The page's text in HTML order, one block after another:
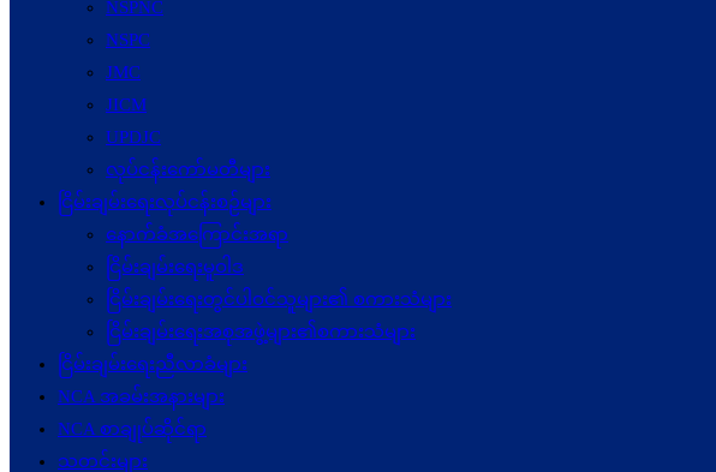
NSPNC
NSPC
JMC
JICM
UPDJC
လုပ်ငန်းကော်မတီများ
ငြိမ်းချမ်းရေးလုပ်ငန်းစဉ်များ
နောက်ခံအကြောင်းအရာ
ငြိမ်းချမ်းရေးမူဝါဒ
ငြိမ်းချမ်းရေးတွင်ပါဝင်သူများ၏ စကားသံများ
ငြိမ်းချမ်းရေးအစုအဖွဲ့များ၏စကားသံများ
ငြိမ်းချမ်းရေးညီလာခံများ
NCA အခမ်းအနားများ
NCA စာချုပ်ဆိုင်ရာ
သတင်းများ